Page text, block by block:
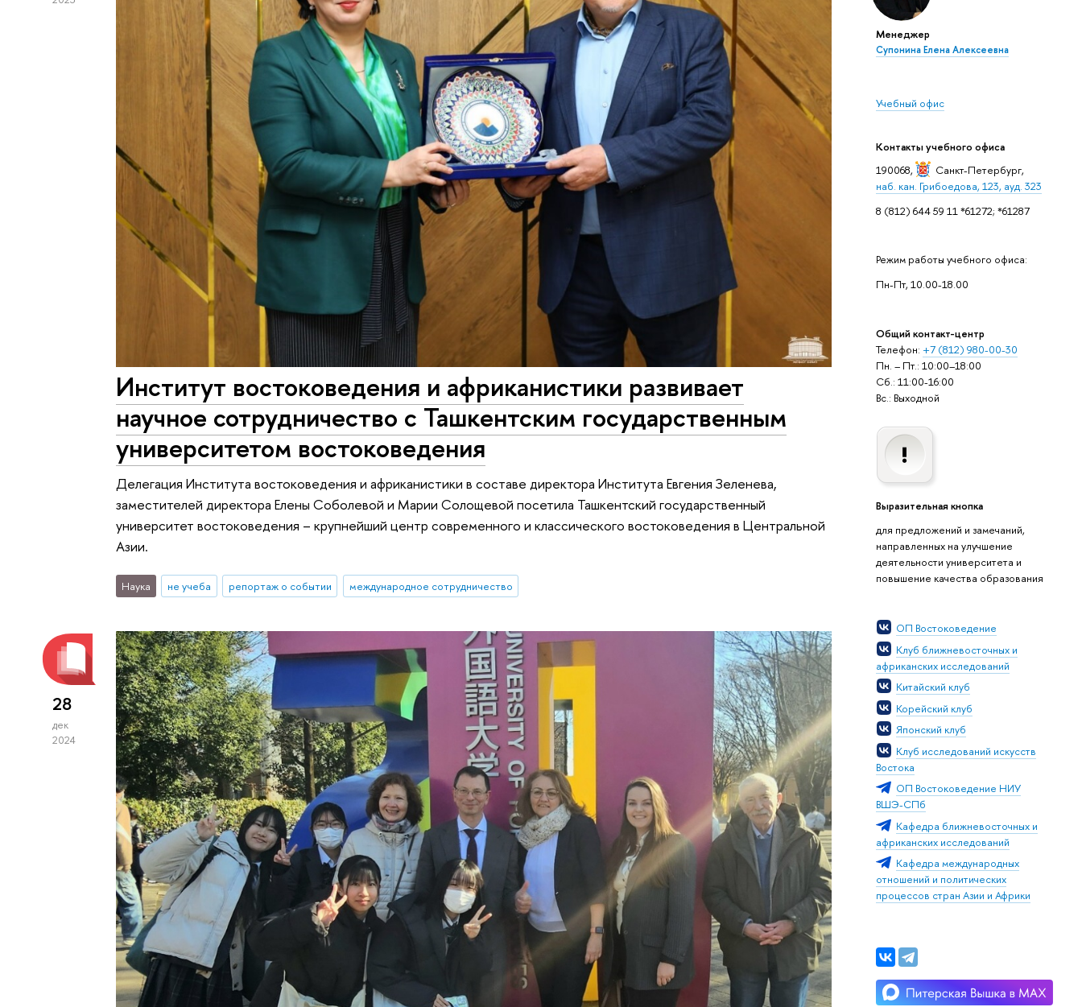
Менеджер
Супонина Елена Алексеевна
Учебный офис
Контакты учебного офиса
190068,
Санкт-Петербург,
наб. кан. Грибоедова, 123, ауд. 323
8 (812) 644 59 11 *61272; *61287
Режим работы учебного офиса:
Пн-Пт, 10.00-18.00
Общий контакт-центр
Телефон: +7 (812) 980-00-30
Пн. – Пт.: 10:00–18:00
Сб.: 11:00-16:00
Вс.: Выходной
Выразительная кнопка
для предложений и замечаний,
направленных на улучшение
деятельности университета и
повышение качества образования
ОП Востоковедение
Клуб ближневосточных и
африканских исследований
Китайский клуб
Корейский клуб
Японский клуб
Клуб исследований искусств
Востока
ОП Востоковедение НИУ
ВШЭ-СПб
Кафедра ближневосточных и
африканских исследований
Кафедра международных
отношений и политических
процессов стран Азии и Африки
Институт востоковедения и африканистики развивает
научное сотрудничество с Ташкентским государственным
университетом востоковедения
Делегация Института востоковедения и африканистики в составе директора Института Евгения Зеленева,
заместителей директора Елены Соболевой и Марии Солощевой посетила Ташкентский государственный
университет востоковедения – крупнейший центр современного и классического востоковедения в Центральной
Азии.
Наука не учеба репортаж о событии международное сотрудничество
28
дек
2024